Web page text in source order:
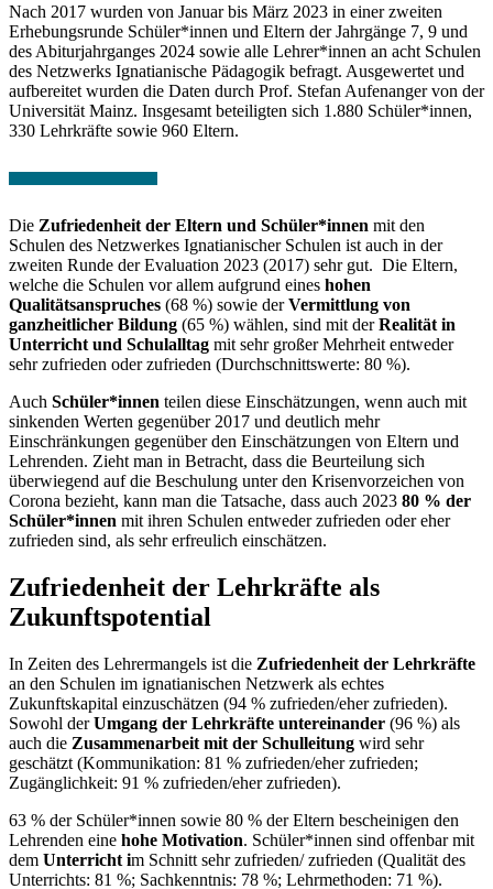
Nach 2017 wurden von Januar bis März 2023 in einer zweiten
Erhebungsrunde Schüler*innen und Eltern der Jahrgänge 7, 9 und
des Abiturjahrganges 2024 sowie alle Lehrer*innen an acht Schulen
des Netzwerks Ignatianische Pädagogik befragt. Ausgewertet und
aufbereitet wurden die Daten durch Prof. Stefan Aufenanger von der
Universität Mainz. Insgesamt beteiligten sich 1.880 Schüler*innen,
330 Lehrkräfte sowie 960 Eltern.
Die Zufriedenheit der Eltern und Schüler*innen mit den
Schulen des Netzwerkes Ignatianischer Schulen ist auch in der
zweiten Runde der Evaluation 2023 (2017) sehr gut. Die Eltern,
welche die Schulen vor allem aufgrund eines hohen
Qualitätsanspruches (68 %) sowie derVermittlung von
ganzheitlicher Bildung (65 %) wählen, sind mit derRealität in
Unterricht und Schulalltag mit sehr großer Mehrheit entweder
sehr zufrieden oder zufrieden (Durchschnittswerte: 80 %).
Auch Schüler*innen teilen diese Einschätzungen, wenn auch mit
sinkenden Werten gegenüber 2017 und deutlich mehr
Einschränkungen gegenüber den Einschätzungen von Eltern und
Lehrenden. Zieht man in Betracht, dass die Beurteilung sich
überwiegend auf die Beschulung unter den Krisenvorzeichen von
Corona bezieht, kann man die Tatsache, dass auch 2023 80 % der
Schüler*innen mit ihren Schulen entweder zufrieden oder eher
zufrieden sind, als sehr erfreulich einschätzen.
Zufriedenheit der Lehrkräfte als
Zukunftspotential
In Zeiten des Lehrermangels ist die Zufriedenheit der Lehrkräfte
an den Schulen im ignatianischen Netzwerk als echtes
Zukunftskapital einzuschätzen (94 % zufrieden/eher zufrieden).
Sowohl derUmgang der Lehrkräfte untereinander (96 %) als
auch die Zusammenarbeit mit der Schulleitung wird sehr
geschätzt (Kommunikation: 81 % zufrieden/eher zufrieden;
Zugänglichkeit: 91 % zufrieden/eher zufrieden).
63 % der Schüler*innen sowie 80 % der Eltern bescheinigen den
Lehrenden eine hohe Motivation. Schüler*innen sind offenbar mit
dem Unterricht im Schnitt sehr zufrieden/ zufrieden (Qualität des
Unterrichts: 81 %; Sachkenntnis: 78 %; Lehrmethoden: 71 %).